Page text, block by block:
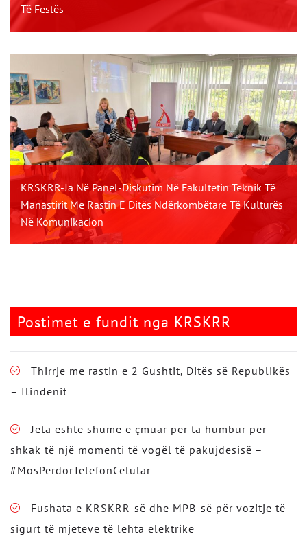
Të Festës
KRSKRR-Ja Në Panel-Diskutim Në Fakultetin Teknik Të
Manastirit Me Rastin E Ditës Ndërkombëtare Të Kulturës
Në Komunikacion
Postimet e fundit nga KRSKRR
Thirrje me rastin e 2 Gushtit, Ditës së Republikës
– Ilindenit
Jeta është shumë e çmuar për ta humbur për
shkak të një momenti të vogël të pakujdesisë –
#MosPërdorTelefonCelular
Fushata e KRSKRR-së dhe MPB-së për vozitje të
sigurt të mjeteve të lehta elektrike